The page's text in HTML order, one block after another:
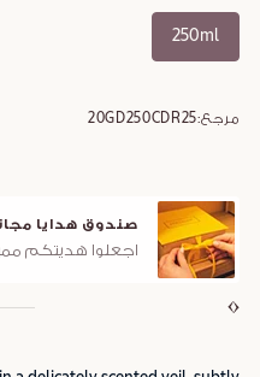
250ml
مرجع:20GD250CDR25
صندوق هدايا
اجعلوا هديتكم